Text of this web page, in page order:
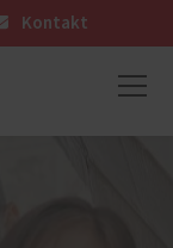
Kontakt